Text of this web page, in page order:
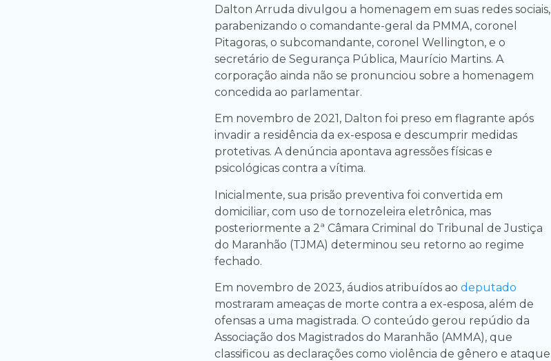
Dalton Arruda divulgou a homenagem em suas redes sociais,
parabenizando o comandante-geral da PMMA, coronel
Pitagoras, o subcomandante, coronel Wellington, e o
secretário de Segurança Pública, Maurício Martins. A
corporação ainda não se pronunciou sobre a homenagem
concedida ao parlamentar.
Em novembro de 2021, Dalton foi preso em flagrante após
invadir a residência da ex-esposa e descumprir medidas
protetivas. A denúncia apontava agressões físicas e
psicológicas contra a vítima.
Inicialmente, sua prisão preventiva foi convertida em
domiciliar, com uso de tornozeleira eletrônica, mas
posteriormente a 2ª Câmara Criminal do Tribunal de Justiça
do Maranhão (TJMA) determinou seu retorno ao regime
fechado.
Em novembro de 2023, áudios atribuídos ao deputado
mostraram ameaças de morte contra a ex-esposa, além de
ofensas a uma magistrada. O conteúdo gerou repúdio da
Associação dos Magistrados do Maranhão (AMMA), que
classificou as declarações como violência de gênero e ataque